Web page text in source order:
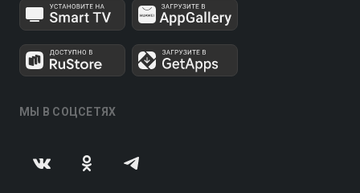
МЫ В СОЦСЕТЯХ